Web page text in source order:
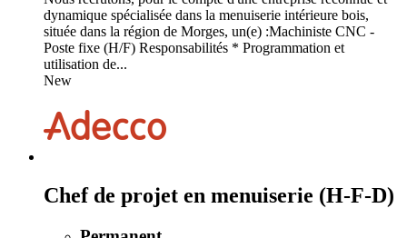
dynamique spécialisée dans la menuiserie intérieure bois,
située dans la région de Morges, un(e) :Machiniste CNC -
Poste fixe (H/F) Responsabilités * Programmation et
utilisation de...
New
Chef de projet en menuiserie (H-F-D)